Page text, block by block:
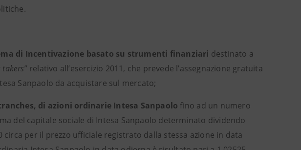
di Incentivazione basato su strumenti finanziari destinato a
takers” relativo all’esercizio 2011, che prevede l’assegnazione gratuita
Sanpaolo da acquistare sul mercato;
di azioni ordinarie Intesa Sanpaolo fino ad un numero
del capitale sociale di Intesa Sanpaolo determinato dividendo
per il prezzo ufficiale registrato dalla stessa azione in data